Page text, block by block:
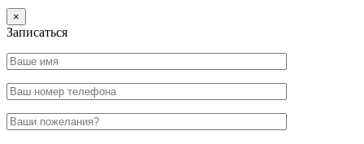
×
Записаться